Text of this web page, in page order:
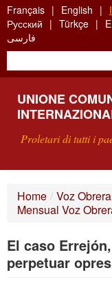
Skip
to
main
content
Français English
Русский
Türkçe
فارسی
UNIONE
Proletari di tutti i
COS'È L'UCI ?
RICERCA
SCRIVETECI
Home / Voz Obrera
Mensual Voz
El caso
perpetuar